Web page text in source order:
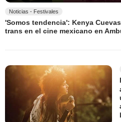
Noticias - Festivales
'Somos tendencia': Kenya
trans en el cine mexicano en